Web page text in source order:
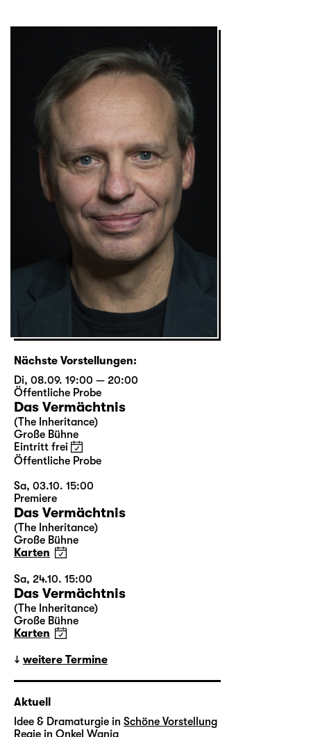
Nächste Vorstellungen:
Di, 08.09. 19:00 — 20:00
Öffentliche Probe
Das Vermächtnis
(The Inheritance)
Große Bühne
Eintritt frei
Öffentliche Probe
Sa, 03.10. 15:00
Premiere
Das Vermächtnis
(The Inheritance)
Große Bühne
Karten
Sa, 24.10. 15:00
Das Vermächtnis
(The Inheritance)
Große Bühne
Karten
weitere Termine
Aktuell
Idee & Dramaturgie in Schöne Vorstellung
Regie in Onkel Wanja